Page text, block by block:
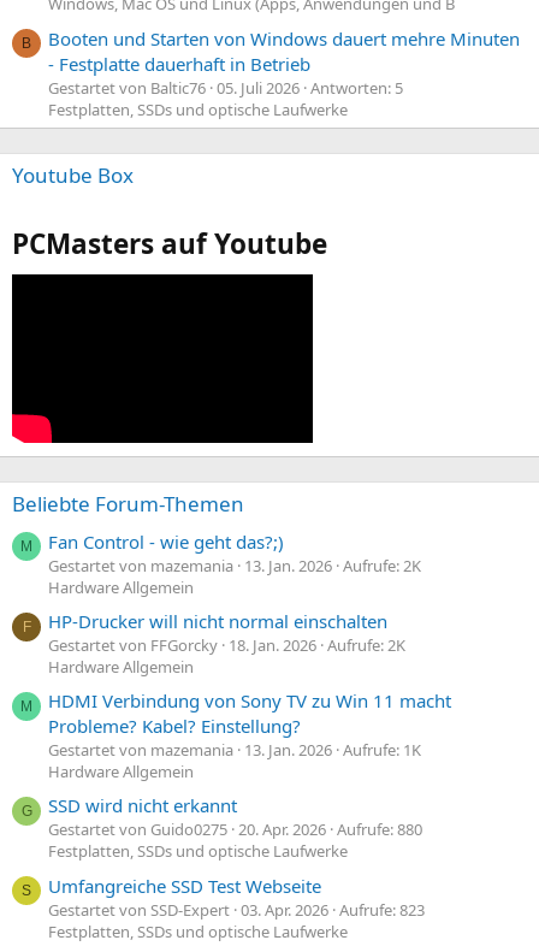
B
Booten und Starten von Windows dauert mehre Minuten
- Festplatte dauerhaft in Betrieb
Gestartet von Baltic76 05. Juli 2026 Antworten: 5
Festplatten, SSDs und optische Laufwerke
Youtube Box
PCMasters auf Youtube
Beliebte Forum-Themen
M Fan Control - wie geht das?;)
Gestartet von mazemania 13. Jan. 2026 Aufrufe: 2K
Hardware Allgemein
F HP-Drucker will nicht normal einschalten
Gestartet von FFGorcky 18. Jan. 2026 Aufrufe: 2K
Hardware Allgemein
M
HDMI Verbindung von Sony TV zu Win 11 macht
Probleme? Kabel? Einstellung?
Gestartet von mazemania 13. Jan. 2026 Aufrufe: 1K
Hardware Allgemein
G SSD wird nicht erkannt
Gestartet von Guido0275 20. Apr. 2026 Aufrufe: 880
Festplatten, SSDs und optische Laufwerke
S Umfangreiche SSD Test Webseite
Gestartet von SSD-Expert 03. Apr. 2026 Aufrufe: 823
Festplatten, SSDs und optische Laufwerke